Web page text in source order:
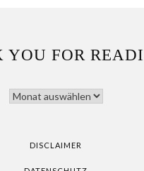
YOU FOR
YOU
DISCLAIMER